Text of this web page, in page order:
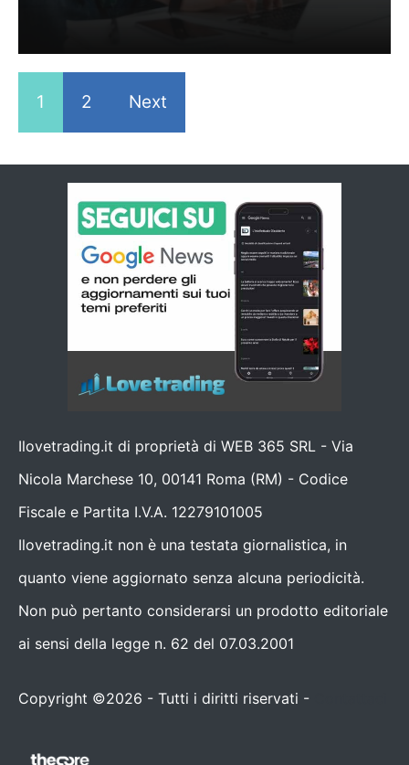
1 2 Next
Ilovetrading.it di proprietà di WEB 365 SRL - Via
Nicola Marchese 10, 00141 Roma (RM) - Codice
Fiscale e Partita I.V.A. 12279101005
Ilovetrading.it non è una testata giornalistica, in
quanto viene aggiornato senza alcuna periodicità.
Non può pertanto considerarsi un prodotto editoriale
ai sensi della legge n. 62 del 07.03.2001
Copyright ©2026 - Tutti i diritti riservati -